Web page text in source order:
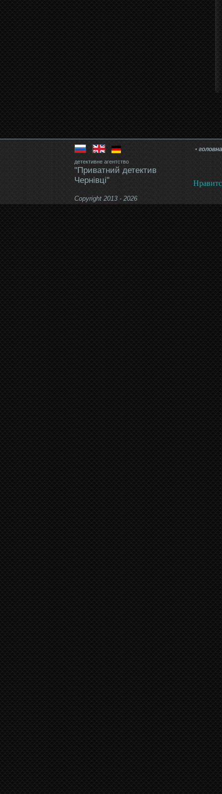
детективне агентство
"Приватний детектив
Чернівці"
Copyright 2013 - 2026
головна